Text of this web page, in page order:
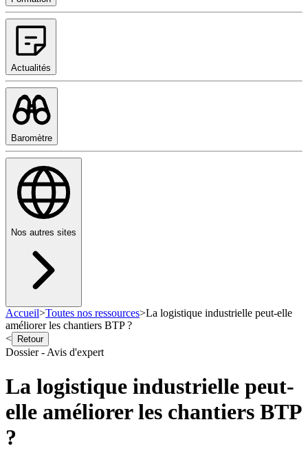
Actualités
Baromètre
Nos autres sites
Accueil>Toutes nos ressources>La logistique industrielle peut-elle
améliorer les chantiers BTP ?
<
Retour
Dossier - Avis d'expert
La logistique industrielle peut-
elle améliorer les chantiers BTP
?